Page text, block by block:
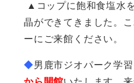
▲コップに飽和食塩水
晶ができてきました。
ーにご来館ください。
◆男鹿市ジオパーク学